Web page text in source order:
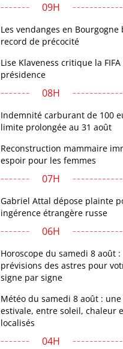
09H
Les vendanges en
record de précocité
Lise Klaveness critique la
présidence
08H
Indemnité carburant de 100
limite prolongée au 31 août
Reconstruction mammaire
espoir pour les femmes
07H
Gabriel Attal dépose plainte
ingérence étrangère russe
06H
Horoscope du samedi 8 août :
prévisions des astres pour
signe par signe
Météo du samedi 8 août :
estivale, entre soleil, chaleur
localisés
04H